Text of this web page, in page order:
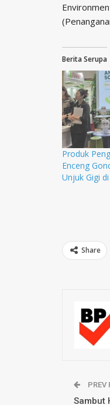
Berita Serupa
Produk
Enceng
Unjuk Gigi
Share
PREV
Sambut